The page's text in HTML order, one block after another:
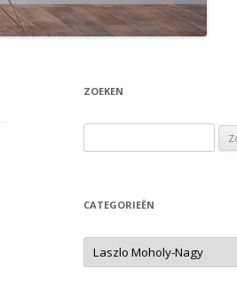
ZOEKEN
CATEGORIEËN